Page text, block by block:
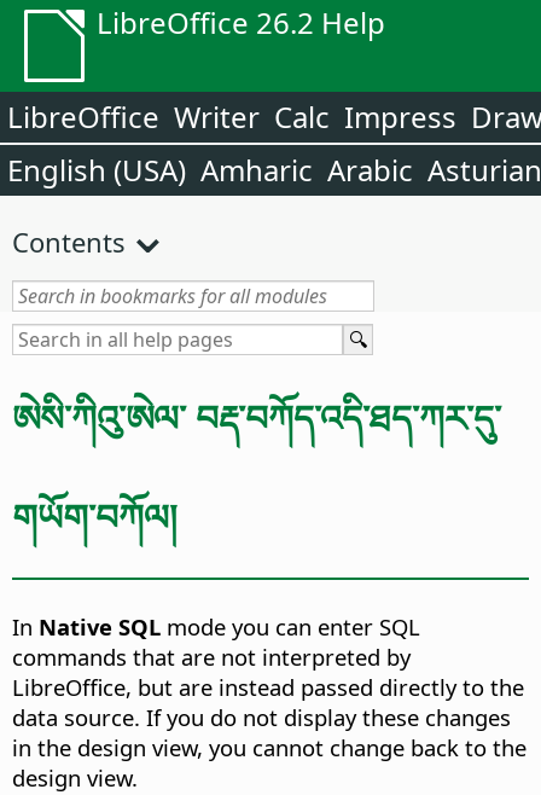
LibreOffice 26.2 Help
LibreOffice Writer Calc Impress
English (USA) Amharic Arabic Asturian
Contents
ཨེསི་ཀིའུ་ཨེལ་ བརྡ་བཀོད་འདི་ཐད་ཀར་དུ་
གཡོག་བཀོལ།
In Native SQL mode you can enter SQL
commands that are not interpreted by
LibreOffice, but are instead passed directly to the
data source. If you do not display these changes
in the design view, you cannot change back to the
design view.